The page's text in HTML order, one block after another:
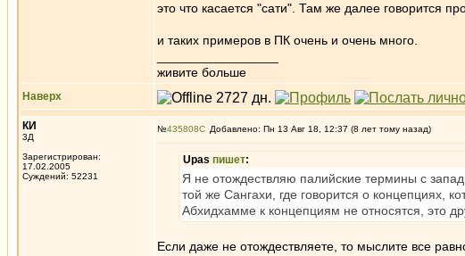
это что касается "сати". Там же далее говорится
и таких примеров в ПК очень и очень много.
живите больше
Наверх
КИ
3Д
Зарегистрирован:
17.02.2005
Суждений: 52231
№435808 Добавлено: Пн 13 Авг 18, 12:37 (8 лет тому назад)
Upas пишет:
Я не отождествляю палийские термины с
той же Сангахи, где говорится о концепциях,
Абхидхамме к концепциям не относятся, это
Если даже не отождествляете, то мыслите все